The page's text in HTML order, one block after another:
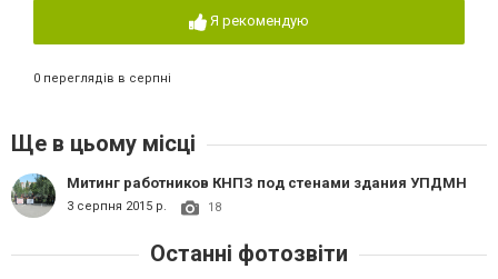
Я рекомендую
0 переглядів в серпні
Ще в цьому місці
Митинг работников КНПЗ под стенами здания УПДМН
3 серпня 2015 р. 18
Останні фотозвіти